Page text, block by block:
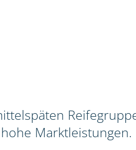
Marktleistungen.